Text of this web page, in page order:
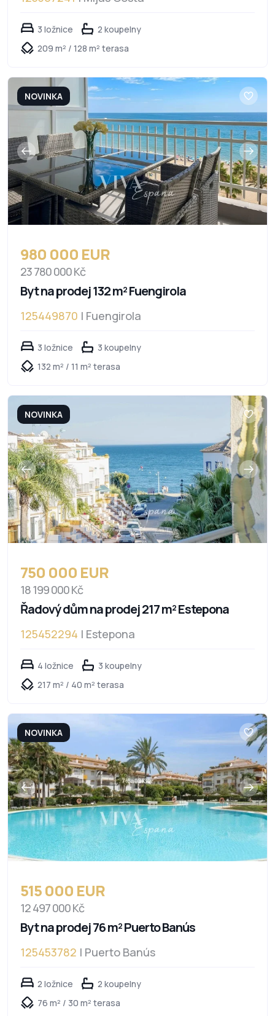
3 ložnice
2 koupelny
209 m² / 128 m² terasa
NOVINKA
980 000 EUR
23 780 000 Kč
Byt na prodej 132 m² Fuengirola
125449870 | Fuengirola
3 ložnice
3 koupelny
132 m² / 11 m² terasa
NOVINKA
750 000 EUR
18 199 000 Kč
Řadový dům na prodej 217 m² Estepona
125452294 | Estepona
4 ložnice
3 koupelny
217 m² / 40 m² terasa
NOVINKA
515 000 EUR
12 497 000 Kč
Byt na prodej 76 m² Puerto Banús
125453782 | Puerto Banús
2 ložnice
2 koupelny
76 m² / 30 m² terasa